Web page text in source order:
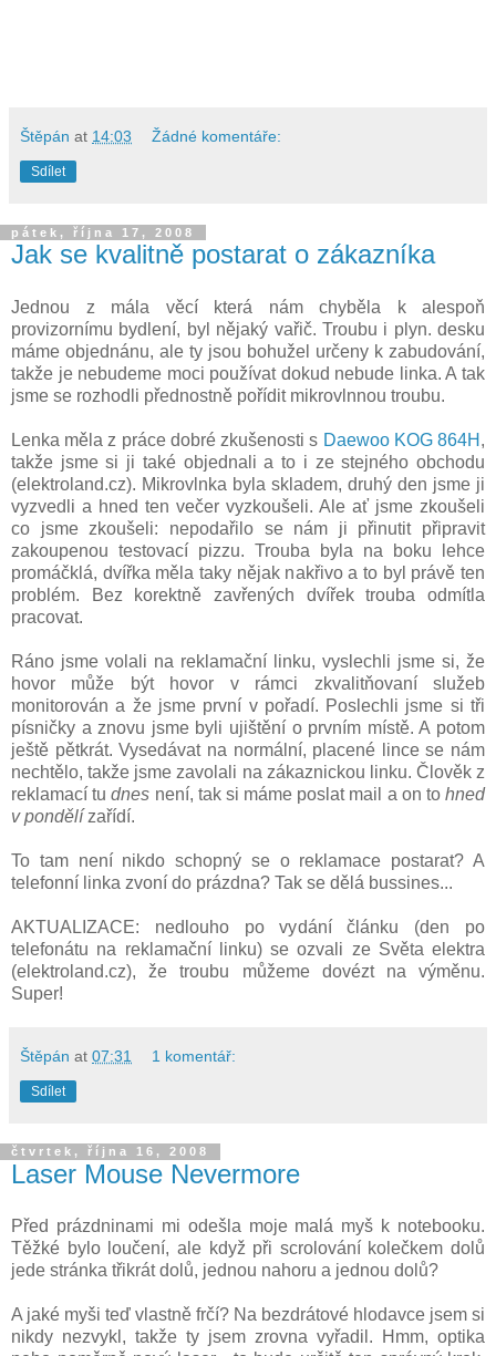
Štěpán at 14:03 Žádné komentáře:
Sdílet
pátek, října 17, 2008
Jak se kvalitně postarat o zákazníka
Jednou z mála věcí která nám chyběla k alespoň
provizornímu bydlení, byl nějaký vařič. Troubu i plyn. desku
máme objednánu, ale ty jsou bohužel určeny k zabudování,
takže je nebudeme moci používat dokud nebude linka. A tak
jsme se rozhodli přednostně pořídit mikrovlnnou troubu.
Lenka měla z práce dobré zkušenosti s Daewoo KOG 864H ,
takže jsme si ji také objednali a to i ze stejného obchodu
(elektroland.cz). Mikrovlnka byla skladem, druhý den jsme ji
vyzvedli a hned ten večer vyzkoušeli. Ale ať jsme zkoušeli
co jsme zkoušeli: nepodařilo se nám ji přinutit připravit
zakoupenou testovací pizzu. Trouba byla na boku lehce
promáčklá, dvířka měla taky nějak nakřivo a to byl právě ten
problém. Bez korektně zavřených dvířek trouba odmítla
pracovat.
Ráno jsme volali na reklamační linku, vyslechli jsme si, že
hovor může být hovor v rámci zkvalitňovaní služeb
monitorován a že jsme první v pořadí. Poslechli jsme si tři
písničky a znovu jsme byli ujištění o prvním místě. A potom
ještě pětkrát. Vysedávat na normální, placené lince se nám
nechtělo, takže jsme zavolali na zákaznickou linku. Člověk z
reklamací tudnes není, tak si máme poslat mail a on tohned
v pondělízařídí.
To tam není nikdo schopný se o reklamace postarat? A
telefonní linka zvoní do prázdna? Tak se dělá bussines...
AKTUALIZACE: nedlouho po vydání článku (den po
telefonátu na reklamační linku) se ozvali ze Světa elektra
(elektroland.cz), že troubu můžeme dovézt na výměnu.
Super!
Štěpán at 07:31 1 komentář:
Sdílet
čtvrtek, října 16, 2008
Laser Mouse Nevermore
Před prázdninami mi odešla moje malá myš k notebooku.
Těžké bylo loučení, ale když při scrolování kolečkem dolů
jede stránka třikrát dolů, jednou nahoru a jednou dolů?
A jaké myši teď vlastně frčí? Na bezdrátové hlodavce jsem si
nikdy nezvykl, takže ty jsem zrovna vyřadil. Hmm, optika